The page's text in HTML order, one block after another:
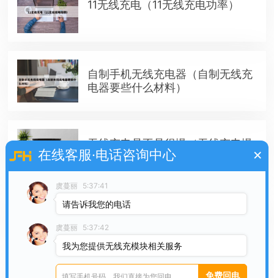
11无线充电（11无线充电功率）
自制手机无线充电器（自制无线充
电器要些什么材料）
无线充电是不是很慢（无线充电慢
不慢）
无线充电宝如何充电（无线充电宝
充电慢）
在线客服·电话咨询中心 ×
虞蔓丽 5:37:41
请告诉我您的电话
虞蔓丽 5:37:42
我为您提供无线充模块相关服务